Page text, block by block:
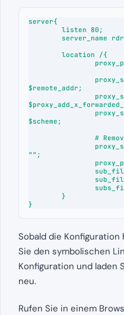
server{
$remote_addr;
$scheme;
"";
}
Sobald die
Sie den symbolischen
Konfiguration und laden
neu.
Rufen Sie in einem